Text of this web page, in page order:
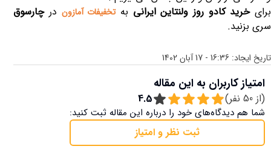
برایخرید کادو روز ولنتاین ایرانی بهتخفیفات آمازون درچارسوق
سری بزنید.
تاریخ ایجاد: 16:36 - 17 آبان 1402
امتیاز کاربران به این مقاله
(از 50 نفر) 4.5
شما هم دیدگاه‌های خود را درباره این مقاله ثبت کنید:
ثبت نظر و امتیاز